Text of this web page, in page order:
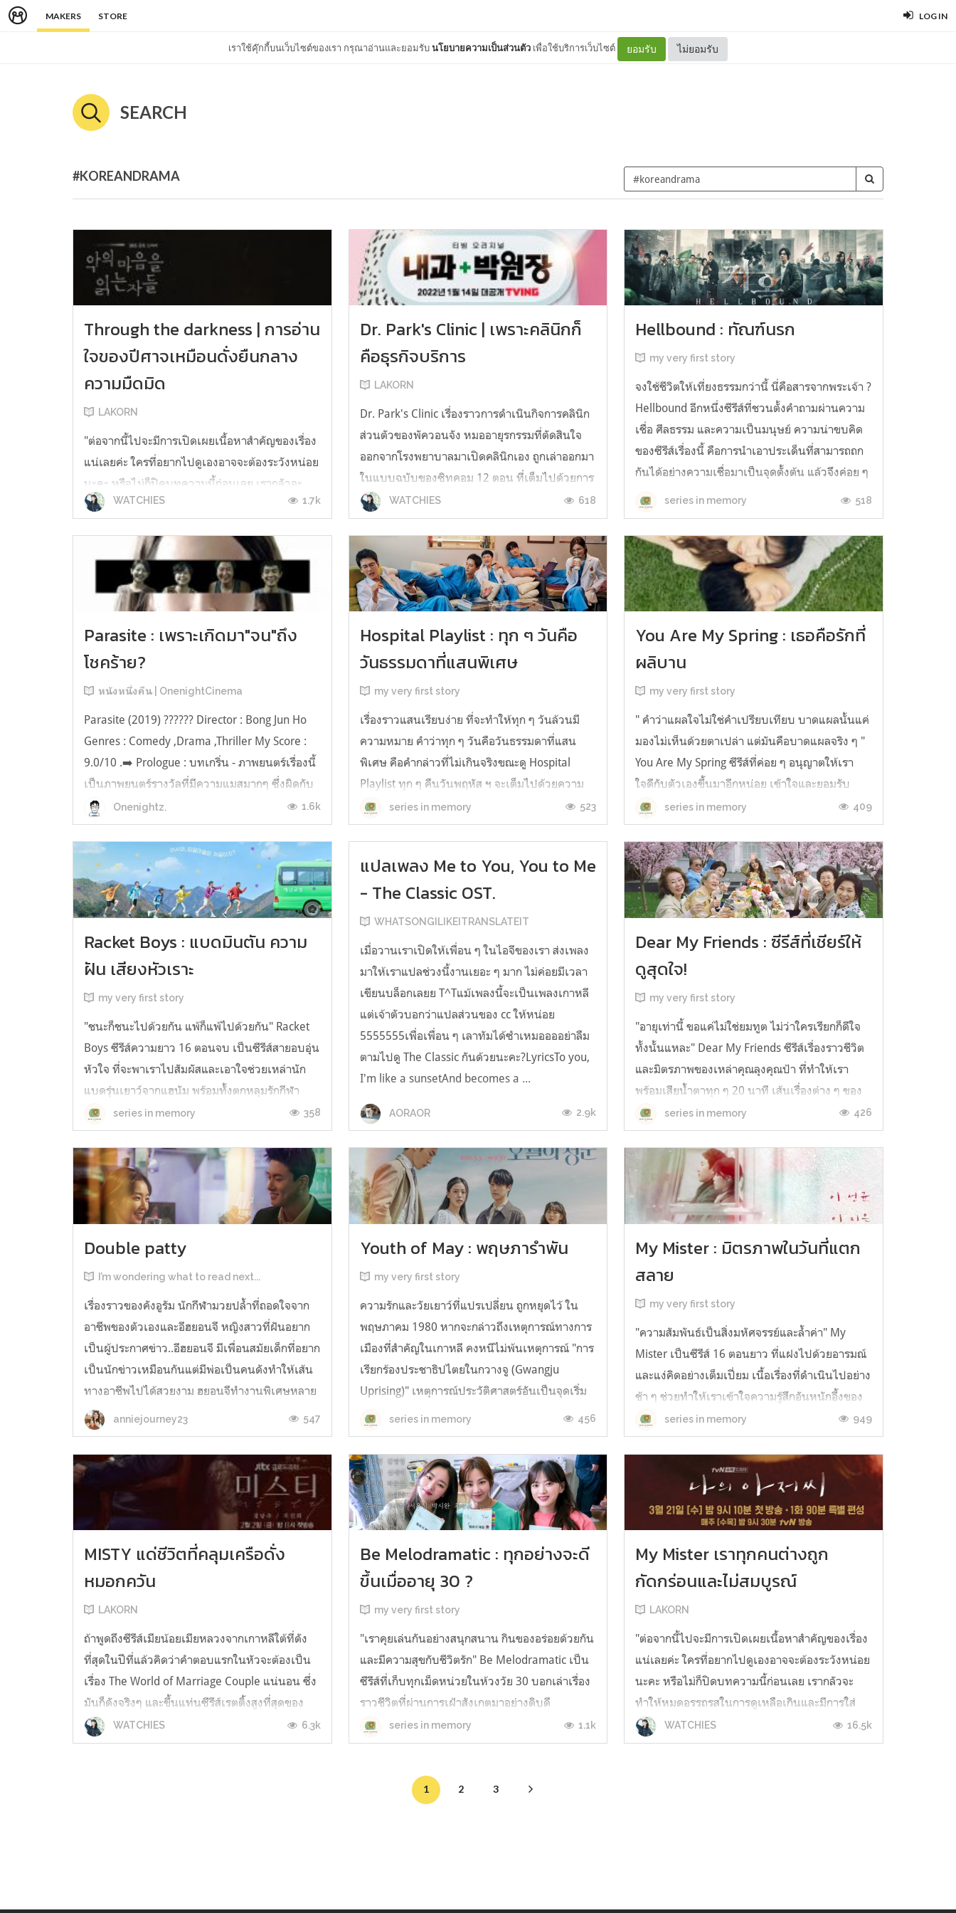
MAKERS STORE LOG IN
เราใช้คุ๊กกี้บนเว็บไซต์ของเรา กรุณาอ่านและยอมรับนโยบายความเป็นส่วนตัว เพื่อใช้บริการเว็บไซต์ ยอมรับ ไม่ยอมรับ
SEARCH
#KOREANDRAMA
Through the darkness | การอ่าน
ใจของปีศาจเหมือนดั่งยืนกลาง
ความมืดมิด
LAKORN
"ต่อจากนี้ไปจะมีการเปิดเผยเนื้อหาสำคัญของเรื่อง
แน่เลยค่ะ ใครที่อยากไปดูเองอาจจะต้องระวังหน่อย
นะคะ หรือไม่ก็ปิดบทความนี้ก่อนเลย เรากลัวจะ
ทำให้หมดอรรถรสในการดูเหลือเกินและมีการใส่
หมด)นะคะ" Through the darkness เป็นซีรีส์
เกาหลีสืบสวนจากเกาหลีหนึ่งในสองเรื่องเดี...
WATCHIES 1.7k
Dr. Park's Clinic | เพราะคลินิกก็
คือธุรกิจบริการ
LAKORN
Dr. Park's Clinic เรื่องราวการดำเนินกิจการคลินิก
ส่วนตัวของพัควอนจัง หมออายุรกรรมที่ตัดสินใจ
ออกจากโรงพยาบาลมาเปิดคลินิกเอง ถูกเล่าออกมา
ในแบบฉบับของซิทคอม 12 ตอน ที่เต็มไปด้วยการ
ดิ้นรนเพื่อดำเนินกิจการนี้ รวมไปถึงเรื่องราวรอบ
ข้างทั้งที่บ้านและเหล่าเพื่อนหมอที่คอยแวะเวียนมา
โผล่หน้าโผล่ตาในฉากเสมอ มา...
WATCHIES 618
Hellbound : ทัณฑ์นรก
my very first story
จงใช้ชีวิตให้เที่ยงธรรมกว่านี้ นี่คือสารจากพระเจ้า ?
Hellbound อีกหนึ่งซีรีส์ที่ชวนตั้งคำถามผ่านความ
เชื่อ ศีลธรรม และความเป็นมนุษย์ ความน่าขบคิด
ของซีรีส์เรื่องนี้ คือการนำเอาประเด็นที่สามารถถก
กันได้อย่างความเชื่อมาเป็นจุดตั้งต้น แล้วจึงค่อย ๆ
แตกหัวข้อสำคัญ ๆ ผ่านความเชื่อเหล่านั้น โดย
ทิ้ง...
series in memory 518
Parasite : เพราะเกิดมา"จน"ถึง
โชคร้าย?
หนังหนึ่งคืน | OnenightCinema
Parasite (2019) ?‍?‍?‍??? Director : Bong Jun Ho
Genres : Comedy ,Drama ,Thriller My Score :
9.0/10 .➡️ Prologue : บทเกริ่น - ภาพยนตร์เรื่องนี้
เป็นภาพยนตร์รางวัลที่มีความแมสมากๆ ซึ่งผิดกับ
ภาพยนตร์รางวัลเรื่องอื่นๆ ที่กระแสกลางๆ มีคนดู
เฉพาะกลุ่ม ยากที่จะเข้าใจเนื้อหาโดยง่าย แต่
สำหรับเรื่องนี้เชื่อว...
Onenightz. 1.6k
Hospital Playlist : ทุก ๆ วันคือ
วันธรรมดาที่แสนพิเศษ
my very first story
เรื่องราวแสนเรียบง่าย ที่จะทำให้ทุก ๆ วันล้วนมี
ความหมาย คำว่าทุก ๆ วันคือวันธรรมดาที่แสน
พิเศษ คือคำกล่าวที่ไม่เกินจริงขณะดู Hospital
Playlist ทุก ๆ คืนวันพฤหัส ฯ จะเต็มไปด้วยความ
รู้สึกอบอุ่น อิ่มเอมใจ ยิ้มน้อยยิ้มใหญ่ไปกับชาวยุลเจ
พร้อมกับคิดวิเคราะห์หลักฐานปริศนาความรัก ที่
series in memory 523
You Are My Spring : เธอคือรักที่
ผลิบาน
my very first story
" คำว่าแผลใจไม่ใช่คำเปรียบเทียบ บาดแผลนั้นแค่
มองไม่เห็นด้วยตาเปล่า แต่มันคือบาดแผลจริง ๆ "
You Are My Spring ซีรีส์ที่ค่อย ๆ อนุญาตให้เรา
ใจดีกับตัวเองขึ้นมาอีกหน่อย เข้าใจและยอมรับ
บาดแผลและความเว้าแหว่งในจิตใจ ความไม่
สมบูรณ์แบบที่เปรียบเสมือนเครื่องยืนยันการมีชีวิต
อยู่ ถ้อยคำปลอบประโลมถูกเอ่ยซ้...
series in memory 409
Racket Boys : แบดมินตัน ความ
ฝัน เสียงหัวเราะ
my very first story
"ชนะก็ชนะไปด้วยกัน แพ้ก็แพ้ไปด้วยกัน" Racket
Boys ซีรีส์ความยาว 16 ตอนจบ เป็นซีรีส์สายอบอุ่น
หัวใจ ที่จะพาเราไปสัมผัสและเอาใจช่วยเหล่านัก
แบดรุ่นเยาว์จากแฮนัม พร้อมทั้งตกหลุมรักกีฬา
แบดมินตันอย่างไม่ทันได้ตั้งตัว เรื่องราวต่าง ๆ ถูก
ผสมผสานระหว่างกีฬาและการใช้ชีวิต หยิบจับ
แบดมินตันมาเป็นสื่อกลางใ...
series in memory 358
แปลเพลง Me to You, You to Me
- The Classic OST.
WHATSONGILIKEITRANSLATEIT
เมื่อวานเราเปิดให้เพื่อน ๆ ในไอจีของเรา ส่งเพลง
มาให้เราแปลช่วงนี้งานเยอะ ๆ มาก ไม่ค่อยมีเวลา
เขียนบล็อกเลยย T^Tแม้เพลงนี้จะเป็นเพลงเกาหลี
แต่เจ้าตัวบอกว่าแปลส่วนของ cc ให้หน่อย
5555555เพื่อเพื่อน ๆ เลาทัมได้ซำเหมออออย่าลืม
ตามไปดู The Classic กันด้วยนะคะ?LyricsTo you,
I'm like a sunsetAnd becomes a ...
AORAOR 2.9k
Dear My Friends : ซีรีส์ที่เชียร์ให้
ดูสุดใจ!
my very first story
"อายุเท่านี้ ขอแค่ไม่ใช่ยมทูต ไม่ว่าใครเรียกก็ดีใจ
ทั้งนั้นแหละ" Dear My Friends ซีรีส์เรื่องราวชีวิต
และมิตรภาพของเหล่าคุณลุงคุณป้า ที่ทำให้เรา
พร้อมเสียน้ำตาทุก ๆ 20 นาที เส้นเรื่องต่าง ๆ ของ
เหล่าตัวละคร ถูกนำเสนอได้อย่างเรียบง่ายและ
กลมกล่อม ความเข้ากันได้ดีในทุก ๆ องค์ประกอบ
ทำให้เราหลงรักซีรี...
series in memory 426
Double patty
I’m wondering what to read next...
เรื่องราวของคังอูรัม นักกีฬามวยปล้ำที่ถอดใจจาก
อาชีพของตัวเองและอีฮยอนจี หญิงสาวที่ฝันอยาก
เป็นผู้ประกาศข่าว..อีฮยอนจี มีเพื่อนสมัยเด็กที่อยาก
เป็นนักข่าวเหมือนกันแต่มีพ่อเป็นคนดังทำให้เส้น
ทางอาชีพไปได้สวยงาม ฮยอนจีทำงานพิเศษหลาย
อย่าง พี่เลี้ยงเด็ก part timeร้านเบอร์เกอร์ ฝึกอ่าน
ข่าว ไปสัมภาษณ์งาน กิน...
anniejourney23 547
Youth of May : พฤษภารำพัน
my very first story
ความรักและวัยเยาว์ที่แปรเปลี่ยน ถูกหยุดไว้ ใน
พฤษภาคม 1980 หากจะกล่าวถึงเหตุการณ์ทางการ
เมืองที่สำคัญในเกาหลี คงหนีไม่พ้นเหตุการณ์ "การ
เรียกร้องประชาธิปไตยในกวางจู (Gwangju
Uprising)" เหตุการณ์ประวัติศาสตร์อันเป็นจุดเริ่ม
ต้นระบอบประชาธิปไตยในประเทศเกาหลีใต้ ภาย
ใต้สถานการณ์บ้านเมืองที่ตึงเครียด Yo...
series in memory 456
My Mister : มิตรภาพในวันที่แตก
สลาย
my very first story
"ความสัมพันธ์เป็นสิ่งมหัศจรรย์และล้ำค่า" My
Mister เป็นซีรีส์ 16 ตอนยาว ที่แฝงไปด้วยอารมณ์
และแง่คิดอย่างเต็มเปี่ยม เนื้อเรื่องที่ดำเนินไปอย่าง
ช้า ๆ ช่วยทำให้เราเข้าใจความรู้สึกอันหนักอึ้งของ
ตัวละครได้เป็นอย่างดี ความอึดอัด อดทน อดกลั้น
ทุกอย่างถูกหล่อหลอมและถ่ายทอดผ่าน "พัคดงฮุน"
series in memory 949
MISTY แด่ชีวิตที่คลุมเครือดั่ง
หมอกควัน
LAKORN
ถ้าพูดถึงซีรีส์เมียน้อยเมียหลวงจากเกาหลีใต้ที่ดัง
ที่สุดในปีที่แล้วคิดว่าคำตอบแรกในหัวจะต้องเป็น
เรื่อง The World of Marriage Couple แน่นอน ซึ่ง
มันก็ดังจริงๆ และขึ้นแท่นซีรีส์เรตติ้งสูงที่สุดของ
ช่องเคเบิ้ล JTBC ด้วยเรตติ้งเฉลี่ยที่18% และสูงสุด
อยู่ที่ 28% และยังส่งให้ผู้กำกับอย่างโมวานอิลได้รับ
WATCHIES 6.3k
Be Melodramatic : ทุกอย่างจะดี
ขึ้นเมื่ออายุ 30 ?
my very first story
"เราคุยเล่นกันอย่างสนุกสนาน กินของอร่อยด้วยกัน
และมีความสุขกับชีวิตรัก" Be Melodramatic เป็น
ซีรีส์ที่เก็บทุกเม็ดหน่วยในห้วงวัย 30 บอกเล่าเรื่อง
ราวชีวิตที่ผ่านการเฝ้าสังเกตมาอย่างดิบดี
กระบวนการการแปรเปลี่ยน ผันแปร ความสับสน
วุ่นวายในชีวิตมนุษย์ สิ่งเหล่านี้ถูกถ่ายทอดมาพร้อม
series in memory 1.1k
My Mister เราทุกคนต่างถูก
กัดกร่อนและไม่สมบูรณ์
LAKORN
"ต่อจากนี้ไปจะมีการเปิดเผยเนื้อหาสำคัญของเรื่อง
แน่เลยค่ะ ใครที่อยากไปดูเองอาจจะต้องระวังหน่อย
นะคะ หรือไม่ก็ปิดบทความนี้ก่อนเลย เรากลัวจะ
ทำให้หมดอรรถรสในการดูเหลือเกินและมีการใส่
ความคิดเห็นของเราเพิ่มเติมปะปนอยู่(เต็มไป
หมด)นะคะ" My mister ว่าด้วยเรื่องราวชีวิตของ
WATCHIES 16.5k
1 2 3